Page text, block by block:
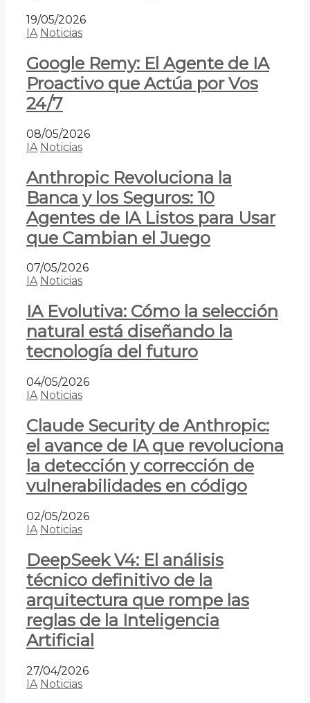
19/05/2026
IA Noticias
Google Remy: El Agente de IA
Proactivo que Actúa por Vos
24/7
08/05/2026
IA Noticias
Anthropic Revoluciona la
Banca y los Seguros: 10
Agentes de IA Listos para Usar
que Cambian el Juego
07/05/2026
IA Noticias
IA Evolutiva: Cómo la selección
natural está diseñando la
tecnología del futuro
04/05/2026
IA Noticias
Claude Security de Anthropic:
el avance de IA que revoluciona
la detección y corrección de
vulnerabilidades en código
02/05/2026
IA Noticias
DeepSeek V4: El análisis
técnico definitivo de la
arquitectura que rompe las
reglas de la Inteligencia
Artificial
27/04/2026
IA Noticias